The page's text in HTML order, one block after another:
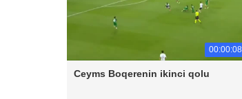
00:00:08
Ceyms Boqerenin ikinci qolu